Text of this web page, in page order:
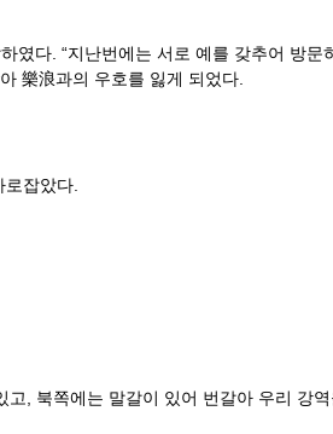
다. “지난번에는 서로 예를 갖추어 방
樂浪과의 우호를 잃게 되었다.
로잡았다.
, 북쪽에는 말갈이 있어 번갈아 우리 강